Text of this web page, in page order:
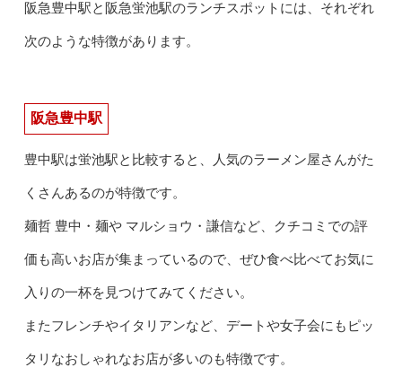
阪急豊中駅と阪急蛍池駅のランチスポットには、それぞれ
次のような特徴があります。
阪急豊中駅
豊中駅は蛍池駅と比較すると、人気のラーメン屋さんがた
くさんあるのが特徴です。
麺哲 豊中・麺や マルショウ・謙信など、クチコミでの評
価も高いお店が集まっているので、ぜひ食べ比べてお気に
入りの一杯を見つけてみてください。
またフレンチやイタリアンなど、デートや女子会にもピッ
タリなおしゃれなお店が多いのも特徴です。